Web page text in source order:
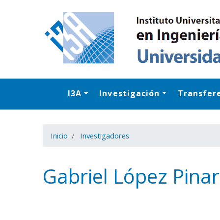
I3A Investigación
Inicio Investigadores
Gabriel López Pinar